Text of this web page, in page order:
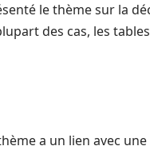
le thème sur la
des cas, les
a un lien avec